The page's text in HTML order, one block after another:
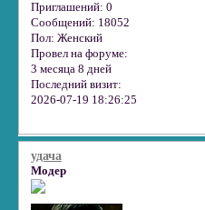
Приглашений: 0
Сообщений: 18052
Пол: Женский
Провел на форуме:
3 месяца 8 дней
Последний визит:
2026-07-19 18:26:25
удача
Модер